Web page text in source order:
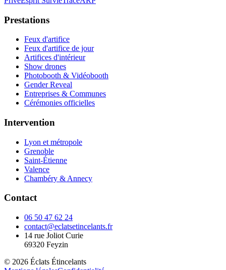
Prestations
Feux d'artifice
Feux d'artifice de jour
Artifices d'intérieur
Show drones
Photobooth & Vidéobooth
Gender Reveal
Entreprises & Communes
Cérémonies officielles
Intervention
Lyon et métropole
Grenoble
Saint-Étienne
Valence
Chambéry & Annecy
Contact
06 50 47 62 24
contact@eclatsetincelants.fr
14 rue Joliot Curie
69320 Feyzin
© 2026 Éclats Étincelants